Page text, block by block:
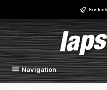
Zum Hauptinhalt springen
Navigation